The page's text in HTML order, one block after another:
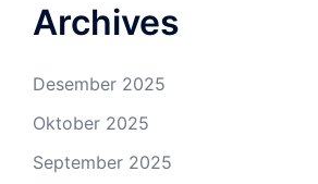
Archives
Desember 2025
Oktober 2025
September 2025